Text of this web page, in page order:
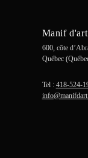
Manif d'art
600, côte
Québec
Tel : 418-524-